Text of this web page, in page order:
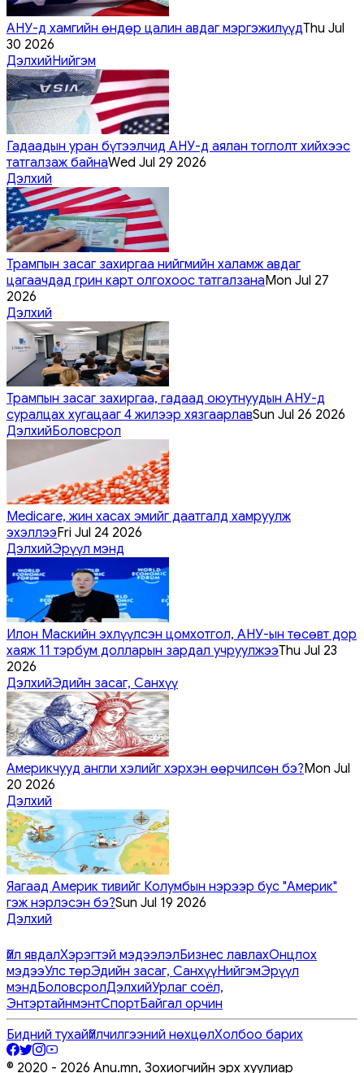
АНУ-д хамгийн өндөр цалин авдаг мэргэжилүүдThu Jul
30 2026
ДэлхийНийгэм
Гадаадын уран бүтээлчид АНУ-д аялан тоглолт хийхээс
татгалзаж байнаWed Jul 29 2026
Дэлхий
Трампын засаг захиргаа нийгмийн халамж авдаг
цагаачдад грин карт олгохоос татгалзанаMon Jul 27
2026
Дэлхий
Трампын засаг захиргаа, гадаад оюутнуудын АНУ-д
суралцах хугацааг 4 жилээр хязгаарлавSun Jul 26 2026
ДэлхийБоловсрол
Medicare, жин хасах эмийг даатгалд хамруулж
эхэллээFri Jul 24 2026
ДэлхийЭрүүл мэнд
Илон Маскийн эхлүүлсэн цомхотгол, АНУ-ын төсөвт дор
хаяж 11 тэрбум долларын зардал учруулжээThu Jul 23
2026
ДэлхийЭдийн засаг, Санхүү
Америкчууд англи хэлийг хэрхэн өөрчилсөн бэ?Mon Jul
20 2026
Дэлхий
Яагаад Америк тивийг Колумбын нэрээр бус "Америк"
гэж нэрлэсэн бэ?Sun Jul 19 2026
Дэлхий
Үйл явдалХэрэгтэй мэдээлэлБизнес лавлахОнцлох
мэдээУлс төрЭдийн засаг, СанхүүНийгэмЭрүүл
мэндБоловсролДэлхийУрлаг соёл,
ЭнтэртайнмэнтСпортБайгал орчин
Бидний тухайҮйлчилгээний нөхцөлХолбоо барих
© 2020 - 2026 Anu.mn, Зохиогчийн эрх хуулиар